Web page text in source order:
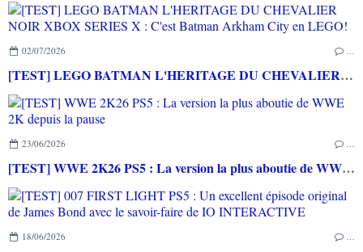
02/07/2026
[TEST] LEGO BATMAN L'HERITAGE DU CHEVALIER NOIR XBOX SERIES X : C'est Batman Arkham City en LEGO!
23/06/2026
[TEST] WWE 2K26 PS5 : La version la plus aboutie de WWE 2K depuis la pause
18/06/2026